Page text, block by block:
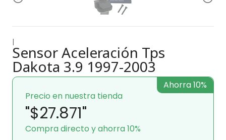
|
Sensor Aceleración Tps
Dakota 3.9 1997-2003
Precio en nuestra tienda
"$27.871"
Compra directo y ahorra 10%
Ahorra 10%